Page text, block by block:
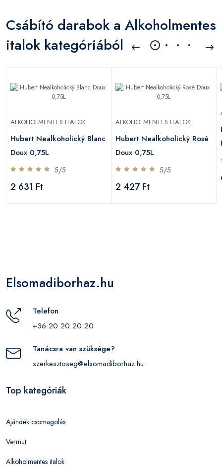
Csábító darabok a Alkoholmentes
italok kategóriából
ALKOHOLMENTES ITALOK
Hubert Nealkoholický Blanc
Doux 0,75L
5/5
2 631 Ft
ALKOHOLMENTES ITALOK
Hubert Nealkoholický Rosé
Doux 0,75L
5/5
2 427 Ft
Elsomadiborhaz.hu
Telefon
+36 20 20 20 20
Tanácsra van szüksége?
szerkesztoseg@elsomadiborhaz.hu
Top kategóriák
Ajándék csomagolás
Vermut
Alkoholmentes italok